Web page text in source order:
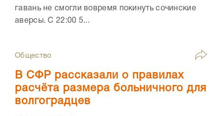
гавань не смогли вовремя покинуть сочинские
аверсы. С 22:00 5...
Общество
В СФР рассказали о правилах
расчёта размера больничного для
волгоградцев